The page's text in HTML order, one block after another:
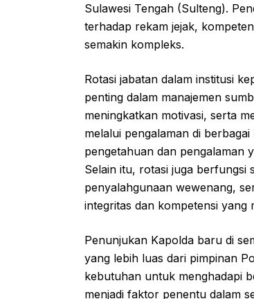
Sulawesi Tengah (Sulteng).
terhadap rekam jejak,
semakin kompleks.
Rotasi jabatan dalam institusi
penting dalam manajemen
meningkatkan motivasi, serta
melalui pengalaman di
pengetahuan dan pengalaman
Selain itu, rotasi juga berfungsi
penyalahgunaan wewenang,
integritas dan kompetensi yang
Penunjukan Kapolda baru di
yang lebih luas dari pimpinan
kebutuhan untuk menghadapi
menjadi faktor penentu dalam